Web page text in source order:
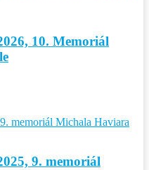
10. Memoriál
9. memoriál